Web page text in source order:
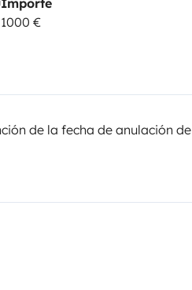
1000 €
de la fecha de anulación de